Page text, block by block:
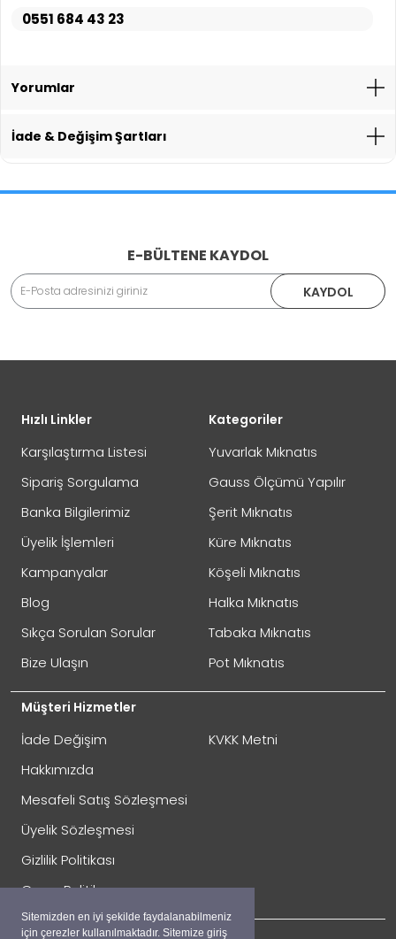
Sitemizden en iyi şekilde faydalanabilmeniz
için çerezler kullanılmaktadır. Sitemize giriş
0551 684 43 23
Yorumlar
Adınız Soyadınız
Yorumunuz
Not:HTML'e dönüştürülmez!
Oylama
Kötü
İade & Değişim Şartları
İade veya Değişim İşlemini Nasıl Yapabilirim?
DEĞİŞİM
İade Gönderimi Nasıl Yapılır?
E-BÜLTENE KAYDOL
KAYDOL
Hızlı Linkler
Karşılaştırma Listesi
Sipariş Sorgulama
Banka Bilgilerimiz
Üyelik İşlemleri
Kampanyalar
Blog
Sıkça Sorulan Sorular
Bize Ulaşın
Müşteri Hizmetler
İade Değişim
Hakkımızda
Mesafeli Satış Sözleşmesi
Üyelik Sözleşmesi
Gizlilik Politikası
Çerez Politikası
KVKK Metni
Kategoriler
Yuvarlak Mıknatıs
Gauss Ölçümü Yapılır
Şerit Mıknatıs
Küre Mıknatıs
Köşeli Mıknatıs
Halka Mıknatıs
Tabaka Mıknatıs
Pot Mıknatıs